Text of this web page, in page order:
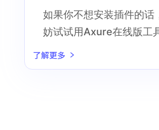
如果你不想安装插件的话
妨试试用Axure在线版工
Pixso打开文件
了解更多